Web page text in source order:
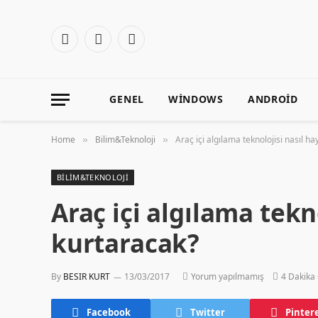
Facebook
X
Instagram
GENEL WINDOWS ANDROID
Home » Bilim&Teknoloji » Araç içi algılama teknolojisi nasıl
BILIM&TEKNOLOJI
Araç içi algılama
kurtaracak?
By BESIR KURT 13/03/2017 Yorum yapılmamış 4 Dakika
Facebook Twitter